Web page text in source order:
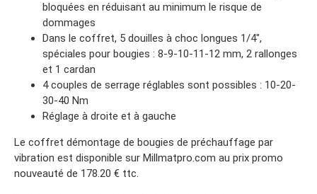
bloquées en réduisant au minimum le risque de
dommages
Dans le coffret, 5 douilles à choc longues 1/4″,
spéciales pour bougies : 8-9-10-11-12 mm, 2 rallonges
et 1 cardan
4 couples de serrage réglables sont possibles : 10-20-
30-40 Nm
Réglage à droite et à gauche
Le coffret démontage de bougies de préchauffage par
vibration est disponible sur Millmatpro.com au prix promo
nouveauté de 178.20 € ttc.